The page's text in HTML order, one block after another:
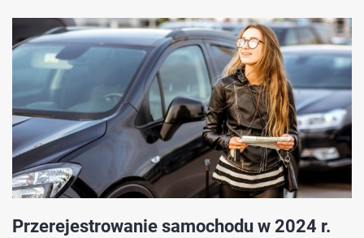
Przerejestrowanie samochodu w 2024 r.